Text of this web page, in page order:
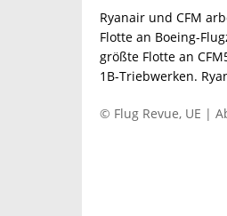
Ryanair und CFM
Flotte an Boeing-
größte Flotte an
1B-Triebwerken.
© Flug Revue, UE |